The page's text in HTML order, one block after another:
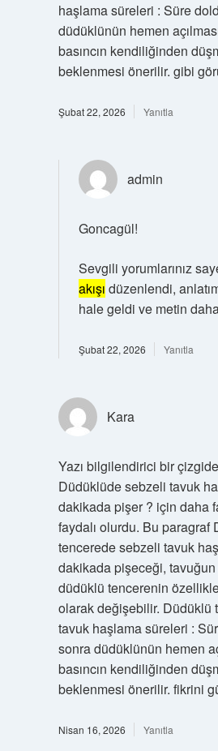
haşlama süreleri : Süre
düdüklünün hemen
basıncın kendiliğinden
beklenmesi önerilir. gibi
Şubat 22, 2026 Yanıtla
admin
Goncagül!
Sevgili yorumlarınız
akışı düzenlendi,
hale geldi ve metin
Şubat 22, 2026 Yanıtla
Kara
Yazı bilgilendirici bir
Düdüklüde sebzeli tavuk
dakikada pişer ? için daha
faydalı olurdu. Bu paragraf
tencerede sebzeli tavuk
dakikada pişeceği, tavuğun
düdüklü tencerenin
olarak değişebilir. Düdüklü
tavuk haşlama süreleri :
sonra düdüklünün hemen
basıncın kendiliğinden
beklenmesi önerilir. fikrini
Nisan 16, 2026 Yanıtla